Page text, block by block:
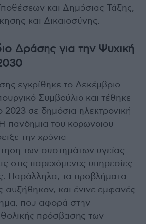
και Δημόσιας Τάξης,
και Δικαιοσύνης.
Δράσης για την Ψυχική
εγκρίθηκε το Δεκέμβριο
Συμβούλιο και τέθηκε
2023 σε δημόσια ηλεκτρονική
πανδημία του κορωνοϊού
την χρόνια
των συστημάτων υγείας
στις παρεχόμενες υπηρεσίες
Παράλληλα, τα προβλήματα
αυξήθηκαν, και έγινε εμφανές
που αφορά στην
πρόσβασης των